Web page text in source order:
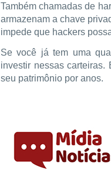
Também chamadas de
armazenam a chave
impede que hackers
Se você já tem uma
investir nessas
seu patrimônio por anos.